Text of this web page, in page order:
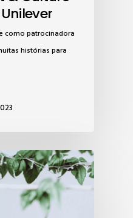
como patrocinadora
histórias para